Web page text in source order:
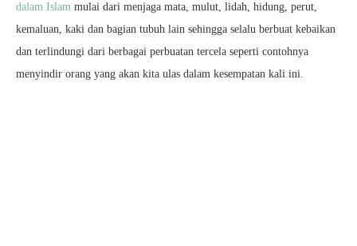
dalam Islam mulai dari menjaga mata, mulut, lidah, hidung, perut,
kemaluan, kaki dan bagian tubuh lain sehingga selalu berbuat kebaikan
dan terlindungi dari berbagai perbuatan tercela seperti contohnya
menyindir orang yang akan kita ulas dalam kesempatan kali ini.